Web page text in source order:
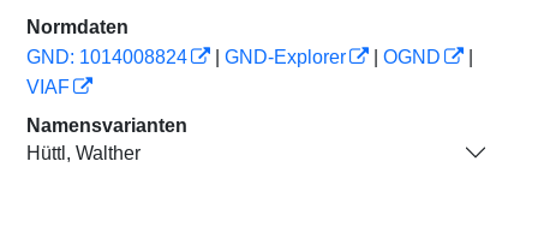
Normdaten
GND: 1014008824
GND-Explorer OGND
VIAF
Namensvarianten
Hüttl, Walther